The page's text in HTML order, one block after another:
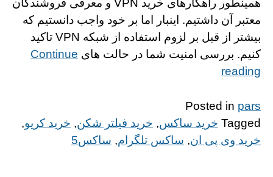
همینطور راهکارهای خرید VPN و معرفی فروشندگان
معتبر آن داشتیم. اینبار اما بر خود واجب دانستیم که
بیشتر از قبل بر لزوم استفاده از شبکه VPN تاکید
کنیم. بررسی امنیت شما در حالت های Continue
reading
Posted in pars
Tagged خرید ساکس, خرید فیلتر شکن, خرید کریو,
خرید وی پی ان, ساکس تلگرام, ساکس5